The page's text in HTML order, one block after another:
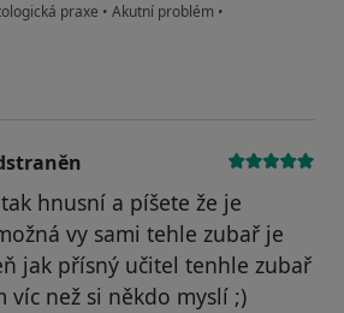
praxe • Akutní problém •
účet byl odstraněn
hnusní a píšete že je
vy sami tehle zubař je
jak přísný učitel tenhle zubař
víc než si někdo myslí ;)